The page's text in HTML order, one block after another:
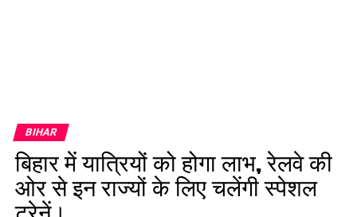
BIHAR
बिहार में यात्रियों को होगा लाभ, रेलवे की
ओर से इन राज्यों के लिए चलेंगी स्पेशल